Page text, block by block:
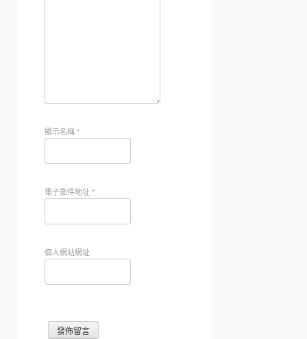
顯示名稱*
電子郵件地址*
個人網站網址